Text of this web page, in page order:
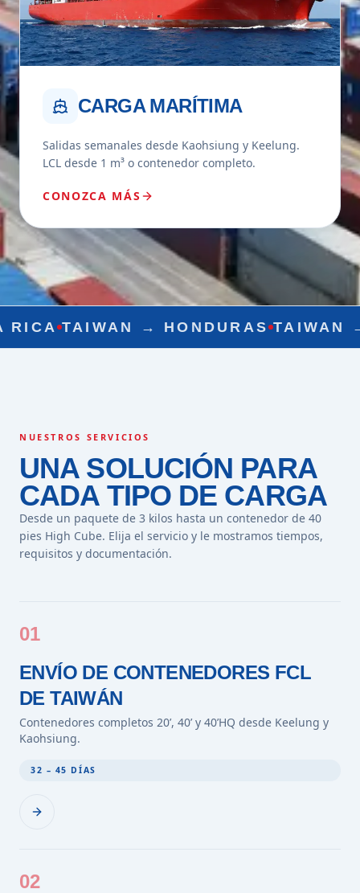
CARGA MARÍTIMA
Salidas semanales desde Kaohsiung y Keelung.
LCL desde 1 m³ o contenedor completo.
CONOZCA MÁS
→HONDURAS TAIWAN →
NUESTROS SERVICIOS
UNA SOLUCIÓN PARA
CADA TIPO DE CARGA
Desde un paquete de 3 kilos hasta un contenedor de 40
pies High Cube. Elija el servicio y le mostramos tiempos,
requisitos y documentación.
01
ENVÍO DE CONTENEDORES FCL
DE TAIWÁN
Contenedores completos 20’, 40’ y 40’HQ desde Keelung y
Kaohsiung.
32 – 45 DÍAS
02